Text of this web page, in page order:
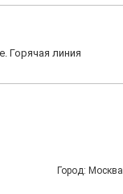
Горячая линия
Город: Москва